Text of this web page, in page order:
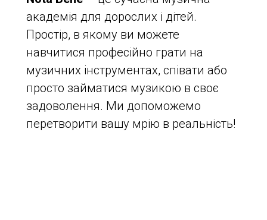
академія для дорослих і дітей.
Простір, в якому ви можете
навчитися професійно грати на
музичних інструментах, співати або
просто займатися музикою в своє
задоволення. Ми допоможемо
перетворити вашу мрію в реальність!